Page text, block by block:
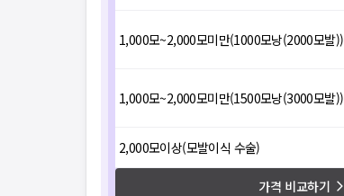
1,000모~2,000모미만(1000모낭(2000모발))
1,000모~2,000모미만(1500모낭(3000모발))
2,000모이상(모발이식 수술)
가격 비교하기